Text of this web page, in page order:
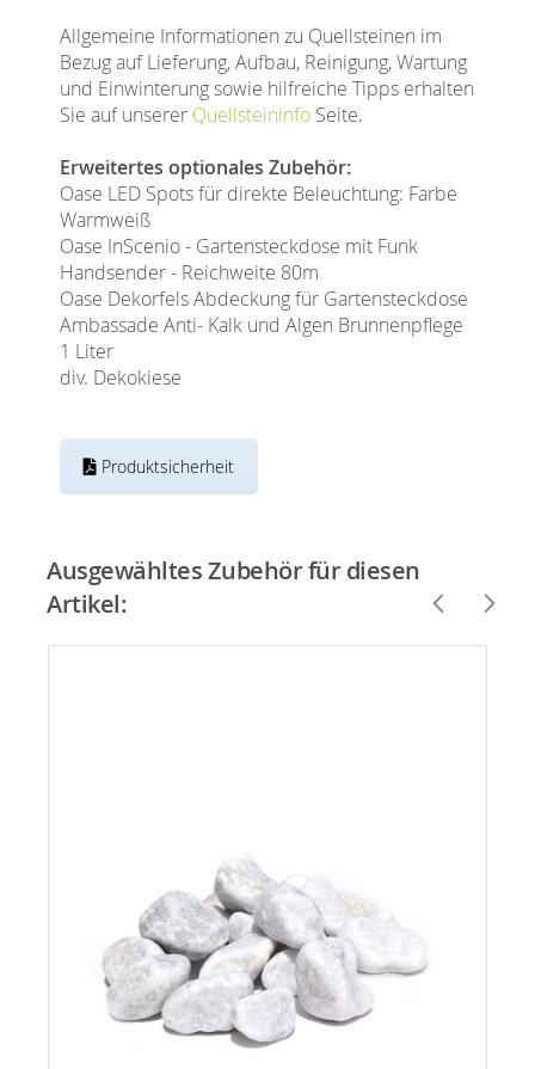
Allgemeine Informationen zu Quellsteinen im
Bezug auf Lieferung, Aufbau, Reinigung, Wartung
und Einwinterung sowie hilfreiche Tipps erhalten
Sie auf unserer Quellsteininfo Seite.
Erweitertes optionales Zubehör:
Oase LED Spots für direkte Beleuchtung: Farbe
Warmweiß
Oase InScenio - Gartensteckdose mit Funk
Handsender - Reichweite 80m
Oase Dekorfels Abdeckung für Gartensteckdose
Ambassade Anti- Kalk und Algen Brunnenpflege
1 Liter
div. Dekokiese
Produktsicherheit
Ausgewähltes Zubehör für diesen
Artikel: